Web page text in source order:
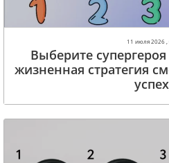
11 июля 2026 ,
Выберите
жизненная стратегия